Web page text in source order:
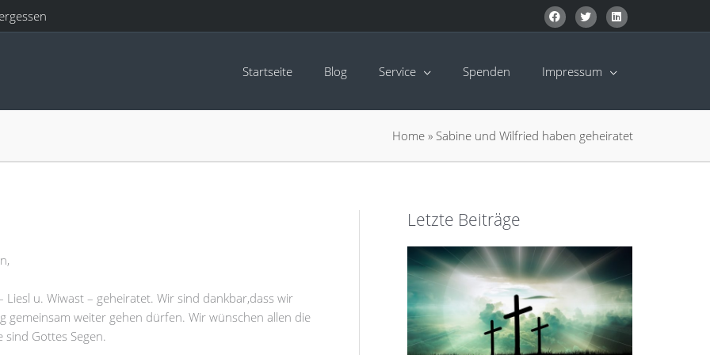
Startseite Blog Service Spenden Impressum
Home » Sabine und Wilfried haben geheiratet
Liesl u. Wiwast – geheiratet. Wir sind dankbar,dass wir
gemeinsam weiter gehen dürfen. Wir wünschen allen die
sind Gottes Segen.
Letzte Beiträge